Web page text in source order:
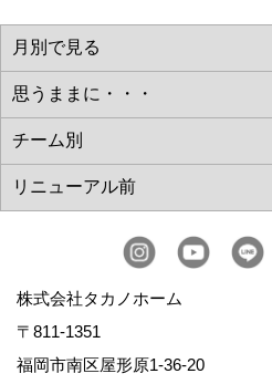
株式会社タカノホーム
〒811-1351
福岡市南区屋形原1-36-20